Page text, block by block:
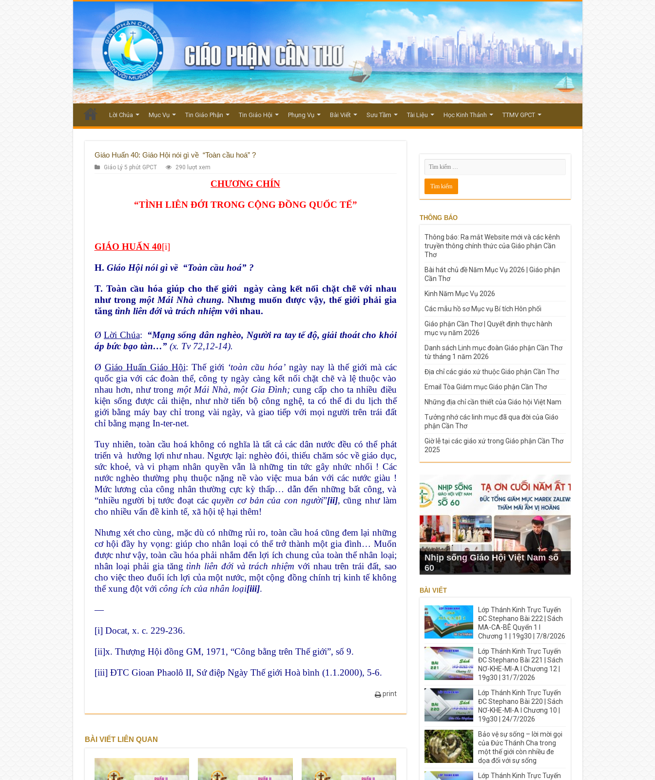
Lời Chúa Mục Vụ Tin Giáo Phận Tin Giáo Hội Phụng Vụ Bài Viết Sưu Tầm Tài Liệu Học Kinh Thánh TTMV GPCT
Giáo Huấn 40: Giáo Hội nói gì về “Toàn cầu hoá” ?
Giáo Lý 5 phút GPCT 290 lượt xem
CHƯƠNG CHÍN
“TÌNH LIÊN ĐỚI TRONG CỘNG ĐỒNG QUỐC TẾ”
GIÁO HUẤN 40[i]
H. Giáo Hội nói gì về “Toàn cầu hoá” ?
T. Toàn cầu hóa giúp cho thế giới
ngày càng kết nối chặt chẽ với nhau
như trong một Mái Nhà chung. Nhưng muốn được vậy, thế giới phải gia
tăng tình liên đới và trách nhiệm với nhau.
Ø Lời Chúa: “Mạng sống dân nghèo, Người ra tay tế độ, giải thoát cho khỏi
áp bức bạo tàn…”(x. Tv 72,12-14).
Ø Giáo Huấn Giáo Hội: Thế giới ‘toàn cầu hóa’ngày nay là thế giới mà các
quốc gia với các đoàn thể, công ty ngày càng kết nối chặt chẽ và lệ thuộc vào
nhau hơn, như trong một Mái Nhà, một Gia Đình;cung cấp cho ta nhiều điều
kiện sống được cải thiện, như nhờ tiến bộ công nghệ, ta có thể đi du lịch thế
giới bằng máy bay chỉ trong vài ngày, và giao tiếp với mọi người trên trái đất
chỉ bằng mạng In-ter-net.
Tuy nhiên, toàn cầu hoá không có nghĩa là tất cả các dân nước đều có thể phát
triển và hưởng lợi như nhau. Ngược lại: nghèo đói, thiếu chăm sóc về giáo dục,
sức khoẻ, và vi phạm nhân quyền vẫn là những tin tức gây nhức nhối ! Các
nước nghèo thường phụ thuộc nặng nề vào việc mua bán với các nước giàu !
Mức lương của công nhân thường cực kỳ thấp… dẫn đến những bất công, và
“nhiều người bị tước đoạt cácquyền cơ bản của con người”[ii], cũng như làm
cho nhiều vấn đề kinh tế, xã hội tệ hại thêm!
Nhưng xét cho cùng, mặc dù có những rủi ro, toàn cầu hoá cũng đem lại những
cơ hội đầy hy vọng: giúp cho nhân loại có thể trở thành một gia đình… Muốn
được như vậy, toàn cầu hóa phải nhắm đến lợi ích chung của toàn thể nhân loại;
nhân loại phải gia tăng tình liên đới và trách nhiệm với nhau trên trái đất, sao
cho việc theo đuổi ích lợi của một nước, một cộng đồng chính trị kinh tế không
thể xung đột với công ích của nhân loại[iii].
—
[i] Docat, x. c. 229-236.
[ii]x. Thượng Hội đồng GM, 1971, “Công bằng trên Thế giới”, số 9.
[iii] ĐTC Gioan Phaolô II, Sứ điệp Ngày Thế giới Hoà bình (1.1.2000), 5-6.
print
BÀI VIẾT LIÊN QUAN
THÔNG BÁO
Thông báo: Ra mắt Website mới và các kênh
truyền thông chính thức của Giáo phận Cần
Thơ
Bài hát chủ đề Năm Mục Vụ 2026 | Giáo phận
Cần Thơ
Kinh Năm Mục Vụ 2026
Các mẫu hồ sơ Mục vụ Bí tích Hôn phối
Giáo phận Cần Thơ | Quyết định thực hành
mục vụ năm 2026
Danh sách Linh mục đoàn Giáo phận Cần Thơ
từ tháng 1 năm 2026
Địa chỉ các giáo xứ thuộc Giáo phận Cần Thơ
Email Tòa Giám mục Giáo phận Cần Thơ
Những địa chỉ cần thiết của Giáo hội Việt Nam
Tưởng nhớ các linh mục đã qua đời của Giáo
phận Cần Thơ
Giờ lễ tại các giáo xứ trong Giáo phận Cần Thơ
2025
Nhịp sống Giáo Hội Việt Nam số
60
BÀI VIẾT
Lớp Thánh Kinh Trực Tuyến
ĐC Stephano Bài 222 | Sách
MA-CA-BÊ Quyển 1 I
Chương 1 | 19g30 | 7/8/2026
Lớp Thánh Kinh Trực Tuyến
ĐC Stephano Bài 221 | Sách
NƠ-KHE-MI-A I Chương 12 |
19g30 | 31/7/2026
Lớp Thánh Kinh Trực Tuyến
ĐC Stephano Bài 220 | Sách
NƠ-KHE-MI-A I Chương 10 |
19g30 | 24/7/2026
Bảo vệ sự sống – lời mời gọi
của Đức Thánh Cha trong
một thế giới còn nhiều đe
dọa đối với sự sống
Lớp Thánh Kinh Trực Tuyến